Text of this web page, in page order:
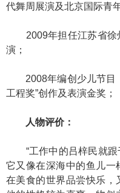
代舞周展演及北京国际青
2009年担任江苏省徐
演；
2008年编创少儿节目《
工程奖”创作及表演金奖；
人物评价：
“工作中的吕梓民就跟
它又像在深海中的鱼儿一
在美食的世界品尝快乐，